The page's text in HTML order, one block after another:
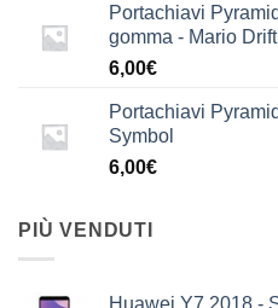
Portachiavi
gomma - Mario Drift
6,00€
Portachiavi
Symbol
6,00€
PIÙ VENDUTI